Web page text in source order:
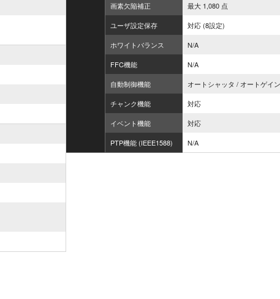
画素欠陥補正
最大 1,080 点
ユーザ設定保存
対応 (8設定)
ホワイトバランス
N/A
FFC機能
N/A
自動制御機能
オートシャッタ / オートゲイン
チャンク機能
対応
イベント機能
対応
PTP機能 (IEEE1588)
N/A